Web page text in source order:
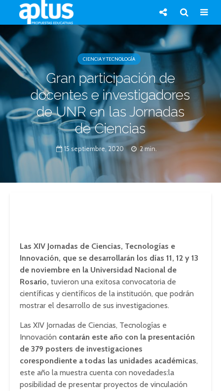
CIENCIA Y TECNOLOGÍA
Gran participación de
docentes e investigadores
de UNR en las Jornadas
de Ciencias
15 septiembre, 2020 2 min.
Las XIV Jornadas de Ciencias, Tecnologías e
Innovación, que se desarrollarán los días 11, 12 y 13
de noviembre en la Universidad Nacional de
Rosario, tuvieron una exitosa convocatoria de
científicas y científicos de la institución, que podrán
mostrar el desarrollo de sus investigaciones.
Las XIV Jornadas de Ciencias, Tecnologías e
Innovación contarán este año con la presentación
de 379 posters de investigaciones
corespondiente a todas las unidades académicas,
este año la muestra cuenta con novedades:la
posibilidad de presentar proyectos de vinculación